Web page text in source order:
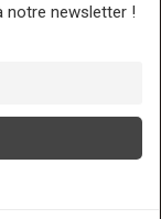
notre newsletter !